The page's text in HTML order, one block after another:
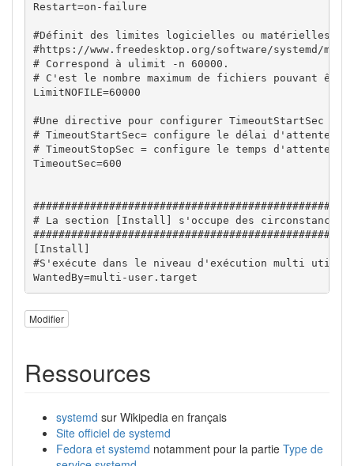
Restart=on-failure
#Définit des limites logicielles ou matérielles
#https://www.freedesktop.org/software/systemd/man/
# Correspond à ulimit -n 60000.
# C'est le nombre maximum de fichiers pouvant
LimitNOFILE=60000
#Une directive pour configurer TimeoutStartSec =
# TimeoutStartSec= configure le délai d'attente
# TimeoutStopSec = configure le temps d'attente
TimeoutSec=600
# La section [Install] s'occupe des circonstances
[Install]
#S'exécute dans le niveau d'exécution multi
WantedBy=multi-user.target
Modifier
Ressources
systemd sur Wikipedia en français
Site officiel de systemd
Fedora et systemd notamment pour la partie Type de